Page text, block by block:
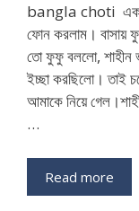
bangla choti এক
ফোন করলাম। বাসায়
তো ফুফু বললো, শাহীন
ইচ্ছা করছিলো। তাই
আমাকে নিয়ে
…
Read more